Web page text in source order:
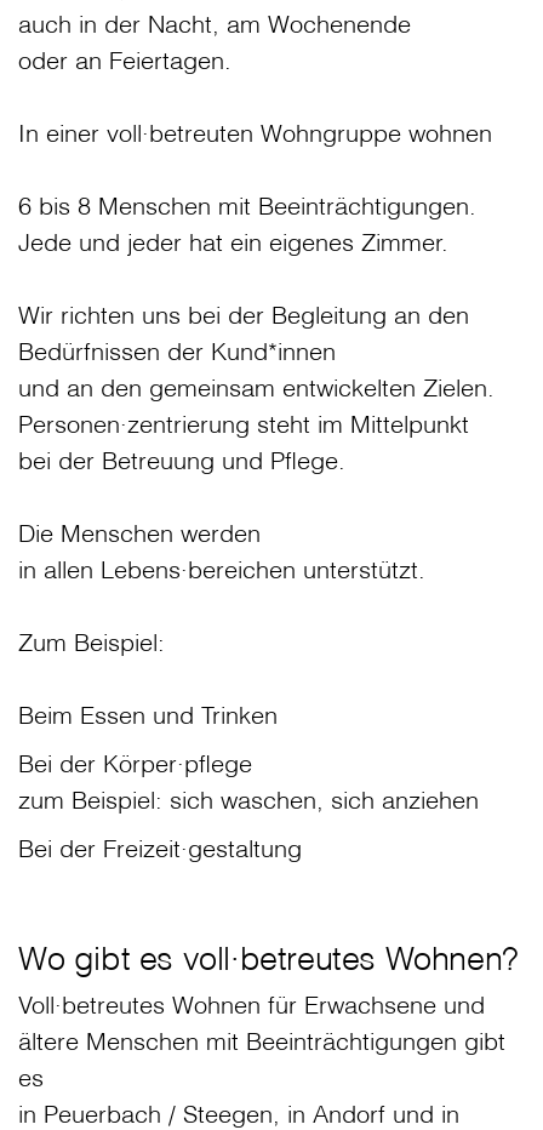
auch in der Nacht, am Wochenende
oder an Feiertagen.
In einer voll∙betreuten Wohngruppe wohnen
6 bis 8 Menschen mit Beeinträchtigungen.
Jede und jeder hat ein eigenes Zimmer.
Wir richten uns bei der Begleitung an den
Bedürfnissen der Kund*innen
und an den gemeinsam entwickelten Zielen.
Personen∙zentrierung steht im Mittelpunkt
bei der Betreuung und Pflege.
Die Menschen werden
in allen Lebens∙bereichen unterstützt.
Zum Beispiel:
Beim Essen und Trinken
Bei der Körper∙pflege
zum Beispiel: sich waschen, sich anziehen
Bei der Freizeit∙gestaltung
Wo gibt es voll∙betreutes Wohnen?
Voll∙betreutes Wohnen für Erwachsene und
ältere Menschen mit Beeinträchtigungen gibt
es
in Peuerbach / Steegen, in Andorf und in